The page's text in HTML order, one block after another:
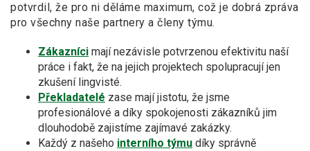
potvrdil, že pro ni děláme maximum, což je dobrá zpráva
pro všechny naše partnery a členy týmu.
Zákazníci mají nezávisle potvrzenou efektivitu naší
práce i fakt, že na jejich projektech spolupracují jen
zkušení lingvisté.
Překladatelé zase mají jistotu, že jsme
profesionálové a díky spokojenosti zákazníků jim
dlouhodobě zajistíme zajímavé zakázky.
Každý z našeho interního týmu díky správně